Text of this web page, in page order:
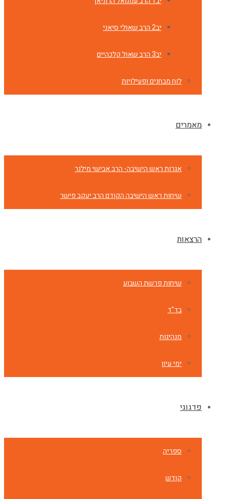
יב2 הרב שאולי סיאני
יב3 הרב שאול קלכהיים
לוח מבחנים ופעילויות
מאמרים
אגרות ראש הישיבה- הרב אבישי מילנר
שיחות ראש הישיבה הקודם הרב יעקב פישר
הרצאות
שיחות פרשת השבוע
בד"ד
מנהיגות
ימי עיון
פדגוגי
ספריה
קודש